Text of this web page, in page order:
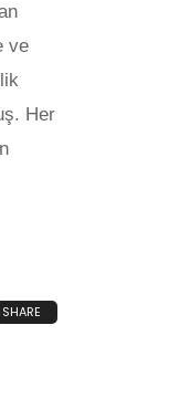
ve
Her
SHARE